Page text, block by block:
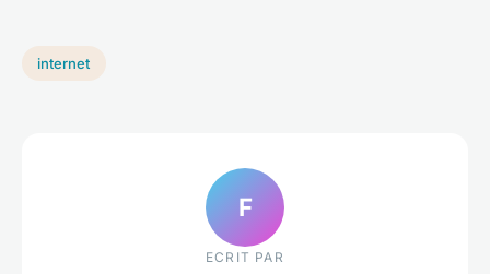
internet
F
ECRIT PAR